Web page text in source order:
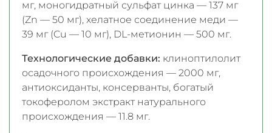
мг, моногидратный сульфат цинка — 137 мг
(Zn — 50 мг), хелатное соединение меди —
39 мг (Cu — 10 мг), DL-метионин — 500 мг.
Технологические добавки: клиноптилолит
осадочного происхождения — 2000 мг,
антиоксиданты, консерванты, богатый
токоферолом экстракт натурального
происхождения — 11.8 мг.